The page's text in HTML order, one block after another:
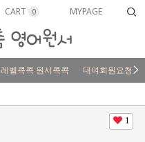
CART 0 MYPAGE
레벨콕콕 원서콕콕
대여회원요청
1